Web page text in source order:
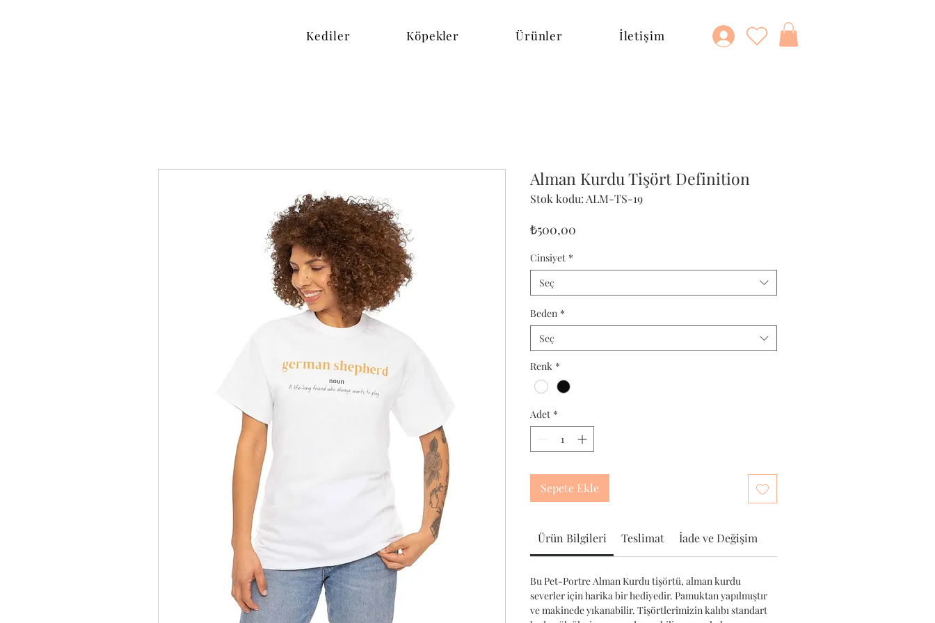
Kediler Köpekler Ürünler İletişim
Alman Kurdu Tişört Definition
Stok kodu: ALM-TS-19
₺500,00
Cinsiyet *
Seç
Beden *
Seç
Renk *
Adet *
Sepete Ekle
Ürün Bilgileri Teslimat İade ve Değişim
Bu Pet-Portre Alman Kurdu tişörtü, alman kurdu
severler için harika bir hediyedir. Pamuktan yapılmıştır
ve makinede yıkanabilir. Tişörtlerimizin kalıbı standart